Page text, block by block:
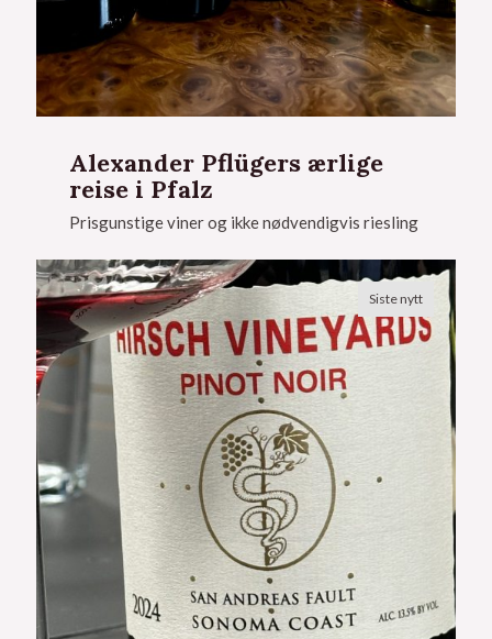
Alexander Pflügers ærlige
reise i Pfalz
Prisgunstige viner og ikke nødvendigvis riesling
Siste nytt